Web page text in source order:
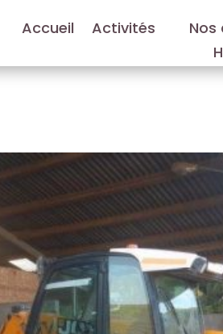
Accueil Activités Nos